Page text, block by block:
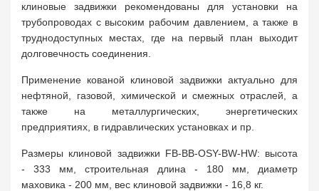
клиновые задвижки рекомендованы для установки на
трубопроводах с высоким рабочим давлением, а также в
труднодоступных местах, где на первый план выходит
долговечность соединения.
Применение кованой клиновой задвижки актуально для
нефтяной, газовой, химической и смежных отраслей, а
также на металлургических, энергетических
предприятиях, в гидравлических установках и пр.
Размеры клиновой задвижки FB-BB-OSY-BW-HW: высота
- 333 мм, строительная длина - 180 мм, диаметр
маховика - 200 мм, вес клиновой задвижки - 16,8 кг.